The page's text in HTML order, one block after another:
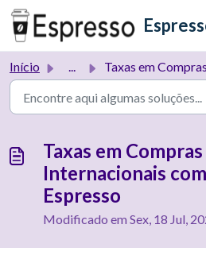
Ir para o conteúdo principal
Início ... Taxas em Compras e Saques Internacionais com o Cartão Esp...
Taxas em
Internacionais
Espresso
Modificado em Sex, 18 Jul,